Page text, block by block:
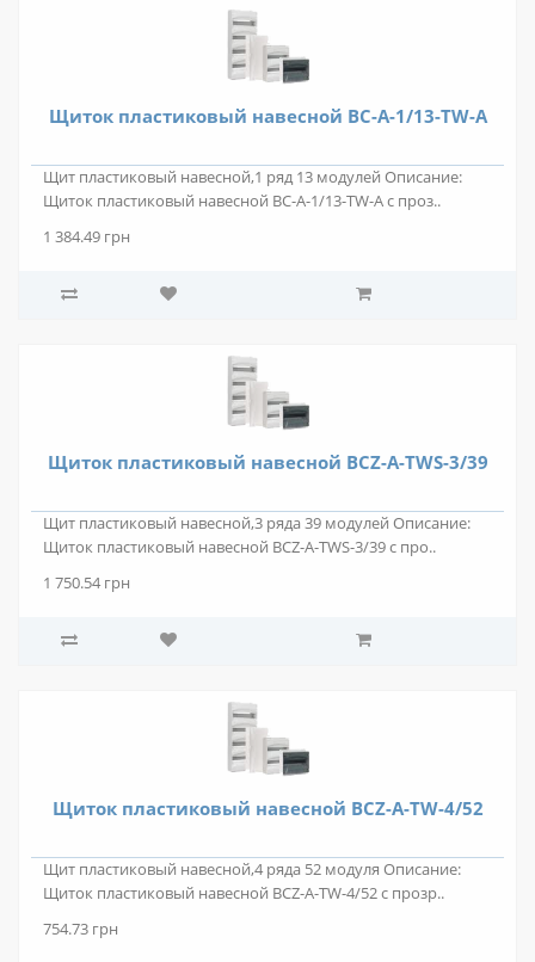
Щиток пластиковый навесной BC-A-1/13-TW-A
Щит пластиковый навесной,1 ряд 13 модулей Описание:
Щиток пластиковый навесной BC-A-1/13-TW-A с проз..
1 384.49 грн
Щиток пластиковый навесной BCZ-A-TWS-3/39
Щит пластиковый навесной,3 ряда 39 модулей Описание:
Щиток пластиковый навесной BCZ-A-TWS-3/39 с про..
1 750.54 грн
Щиток пластиковый навесной BCZ-A-TW-4/52
Щит пластиковый навесной,4 ряда 52 модуля Описание:
Щиток пластиковый навесной BCZ-A-TW-4/52 с прозр..
754.73 грн